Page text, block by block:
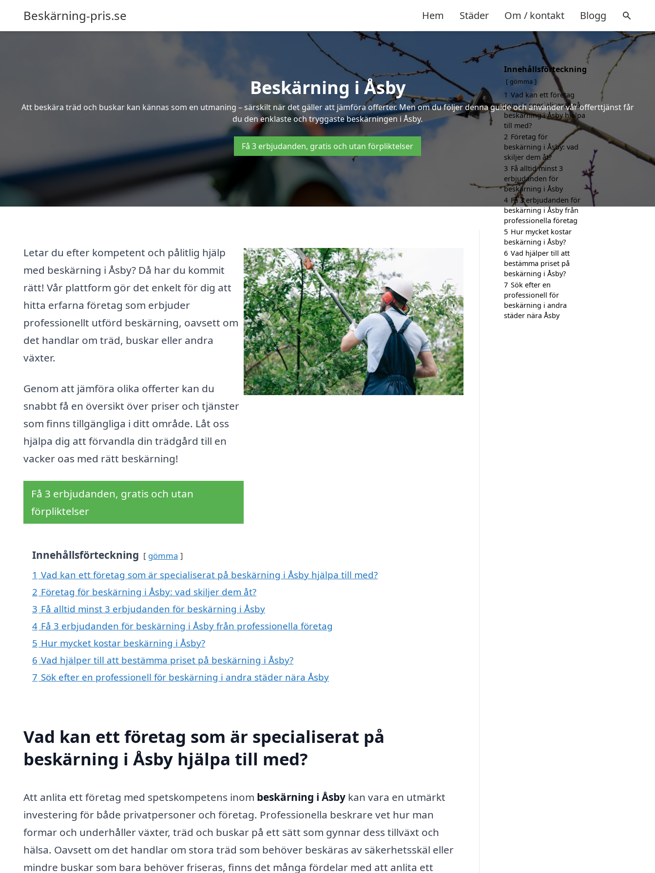
Beskärning-pris.se Hem Städer Om / kontakt Blogg
Beskärning i Åsby
Att beskära träd och buskar kan kännas som en utmaning – särskilt när det gäller att jämföra offerter. Men om du följer denna guide och använder vår offerttjänst får
du den enklaste och tryggaste beskärningen i Åsby.
Få 3 erbjudanden, gratis och utan förpliktelser
Letar du efter kompetent och pålitlig hjälp
med beskärning i Åsby? Då har du kommit
rätt! Vår plattform gör det enkelt för dig att
hitta erfarna företag som erbjuder
professionellt utförd beskärning, oavsett om
det handlar om träd, buskar eller andra
växter.
Genom att jämföra olika offerter kan du
snabbt få en översikt över priser och tjänster
som finns tillgängliga i ditt område. Låt oss
hjälpa dig att förvandla din trädgård till en
vacker oas med rätt beskärning!
Få 3 erbjudanden, gratis och utan
förpliktelser
Innehållsförteckning gömma
1 Vad kan ett företag som är specialiserat på beskärning i Åsby hjälpa till med?
2 Företag för beskärning i Åsby: vad skiljer dem åt?
3 Få alltid minst 3 erbjudanden för beskärning i Åsby
4 Få 3 erbjudanden för beskärning i Åsby från professionella företag
5 Hur mycket kostar beskärning i Åsby?
6 Vad hjälper till att bestämma priset på beskärning i Åsby?
7 Sök efter en professionell för beskärning i andra städer nära Åsby
Vad kan ett företag som är specialiserat på
beskärning i Åsby hjälpa till med?
Att anlita ett företag med spetskompetens inom beskärning i Åsby kan vara en utmärkt
investering för både privatpersoner och företag. Professionella beskrare vet hur man
formar och underhåller växter, träd och buskar på ett sätt som gynnar dess tillväxt och
hälsa. Oavsett om det handlar om stora träd som behöver beskäras av säkerhetsskäl eller
mindre buskar som bara behöver friseras, finns det många fördelar med att anlita ett
Innehållsförteckning
gömma
1 Vad kan ett företag
som är specialiserat på
beskärning i Åsby hjälpa
till med?
2 Företag för
beskärning i Åsby: vad
skiljer dem åt?
3 Få alltid minst 3
erbjudanden för
beskärning i Åsby
4 Få 3 erbjudanden för
beskärning i Åsby från
professionella företag
5 Hur mycket kostar
beskärning i Åsby?
6 Vad hjälper till att
bestämma priset på
beskärning i Åsby?
7 Sök efter en
professionell för
beskärning i andra
städer nära Åsby